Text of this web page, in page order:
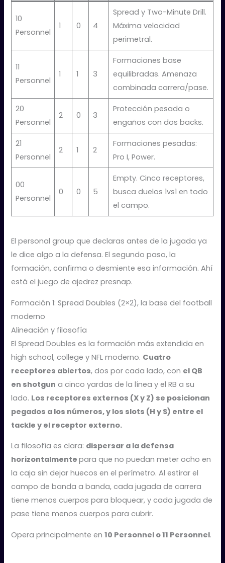
10
Personnel
1 0 4
Spread y Two-Minute Drill.
Máxima velocidad
perimetral.
11
Personnel
1 1 3
Formaciones base
equilibradas. Amenaza
combinada carrera/pase.
20
Personnel
2 0 3
Protección pesada o
engaños con dos backs.
21
Personnel
2 1 2
Formaciones pesadas:
Pro I, Power.
00
Personnel
0 0 5
Empty. Cinco receptores,
busca duelos 1vs1 en todo
el campo.
El personal group que declaras antes de la jugada ya
le dice algo a la defensa. El segundo paso, la
formación, confirma o desmiente esa información. Ahí
está el juego de ajedrez presnap.
Formación 1: Spread Doubles (2×2), la base del football
moderno
Alineación y filosofía
El Spread Doubles es la formación más extendida en
high school, college y NFL moderno. Cuatro
receptores abiertos, dos por cada lado, con el QB
en shotgun a cinco yardas de la línea y el RB a su
lado. Los receptores externos (X y Z) se posicionan
pegados a los números, y los slots (H y S) entre el
tackle y el receptor externo.
La filosofía es clara: dispersar a la defensa
horizontalmentepara que no puedan meter ocho en
la caja sin dejar huecos en el perímetro. Al estirar el
campo de banda a banda, cada jugada de carrera
tiene menos cuerpos para bloquear, y cada jugada de
pase tiene menos cuerpos para cubrir.
Opera principalmente en10 Personnel o 11 Personnel.